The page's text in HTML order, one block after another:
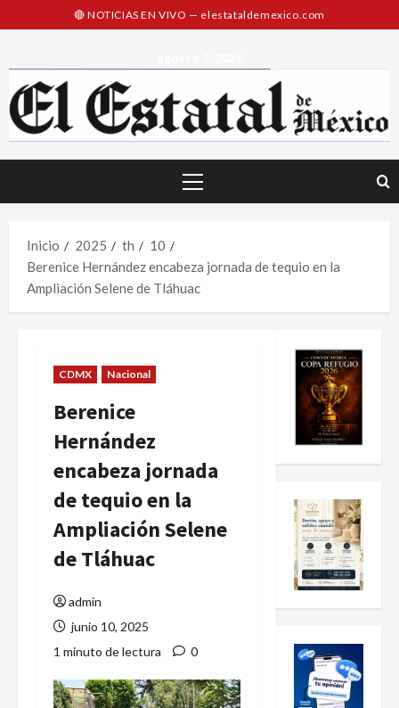
al
Menú
Inicio 2025 th
10
Berenice Hernández encabeza jornada de tequio en la
Ampliación Selene de Tláhuac
CDMX Nacional
Berenice
Hernández
encabeza jornada
de tequio en la
Ampliación Selene
de Tláhuac
admin
junio 10, 2025
1 minuto de lectura
0